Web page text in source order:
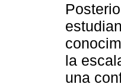
la
una